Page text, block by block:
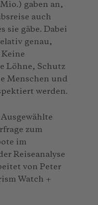
gaben an,
auch
sie gäbe. Dabei
genau,
Keine
Löhne, Schutz
Menschen und
werden.
zum
im
Reiseanalyse
von Peter
Watch +